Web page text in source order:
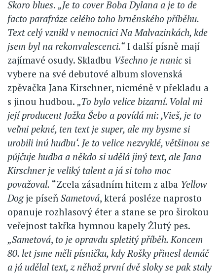
Skoro blues. „Je to cover Boba Dylana a je to de
facto parafráze celého toho brněnského příběhu.
Text celý vznikl v nemocnici Na Malvazinkách, kde
jsem byl na rekonvalescenci.“I další písně mají
zajímavé osudy. Skladbu Všechno je nanicsi
vybere na své debutové album slovenská
zpěvačka Jana Kirschner, nicméně v překladu a
s jinou hudbou. „To bylo velice bizarní. Volal mi
její producent Jožka Šebo a povídá mi: ,Vieš, je to
veľmi pekné, ten text je super, ale my bysme si
urobili inú hudbu‘. Je to velice nezvyklé, většinou se
půjčuje hudba a někdo si udělá jiný text, ale Jana
Kirschner je veliký talent a já si toho moc
považoval. “Zcela zásadním hitem z alba Yellow
Dogje píseň Sametová, která posléze naprosto
opanuje rozhlasový éter a stane se pro širokou
veřejnost takřka hymnou kapely Žlutý pes.
„Sametová, to je opravdu spletitý příběh. Koncem
80. let jsme měli písničku, kdy Rošky přinesl demáč
a já udělal text, z něhož první dvě sloky se pak staly